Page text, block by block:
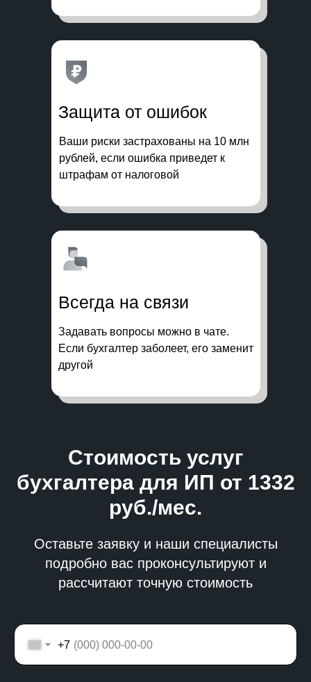
Ваши риски застрахованы на 10 млн
рублей, если ошибка приведет к
штрафам от налоговой
Защита от ошибок
Задавать вопросы можно в чате.
Если бухгалтер заболеет, его заменит
другой
Всегда на связи
Стоимость услуг
бухгалтера для ИП от 1332
руб./мес.
Оставьте заявку и наши специалисты
подробно вас проконсультируют и
рассчитают точную стоимость
+7